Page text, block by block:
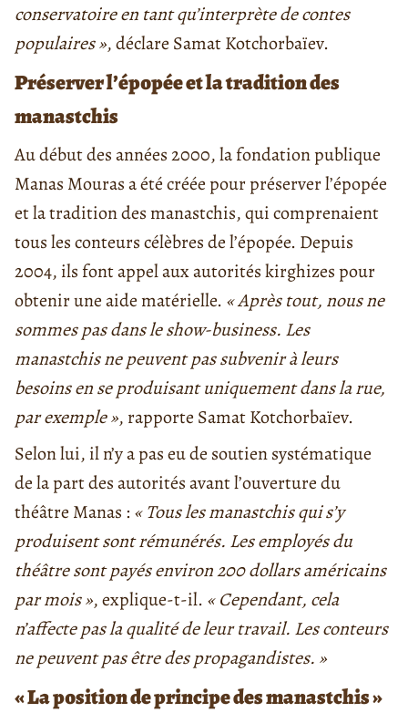
conservatoire en tant qu’interprète de contes
populaires », déclare Samat Kotchorbaïev.
Préserver l’épopée et la tradition des
manastchis
Au début des années 2000, la fondation publique
Manas Mouras a été créée pour préserver l’épopée
et la tradition des manastchis, qui comprenaient
tous les conteurs célèbres de l’épopée. Depuis
2004, ils font appel aux autorités kirghizes pour
obtenir une aide matérielle. « Après tout, nous ne
sommes pas dans leshow-business. Les
manastchis ne peuvent pas subvenir à leurs
besoins en se produisant uniquement dans la rue,
par exemple », rapporte Samat Kotchorbaïev.
Selon lui, il n’y a pas eu de soutien systématique
de la part des autorités avant l’ouverture du
théâtre Manas : « Tous les manastchis quis’y
produisent sont rémunérés. Les employés du
théâtre sont payés environ 200 dollars américains
par mois », explique-t-il. « Cependant, cela
n’affecte pas la qualité de leur travail. Les conteurs
ne peuvent pas être des propagandistes. »
« La position de principe des manastchis »